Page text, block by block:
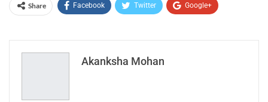
Share Facebook Twitter Google+
Email
Akanksha Mohan